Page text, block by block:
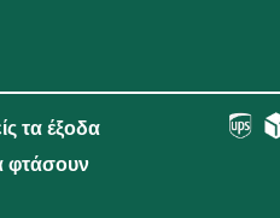
τα έξοδα
φτάσουν